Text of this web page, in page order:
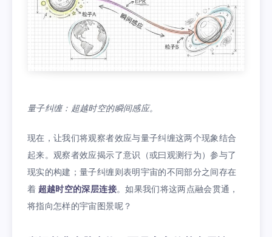
量子纠缠：超越时空的瞬间感应。
现在，让我们将观察者效应与量子纠缠这两个现象结合
起来。观察者效应揭示了意识（或曰观测行为）参与了
现实的构建；量子纠缠则表明宇宙的不同部分之间存在
着 超越时空的深层连接。如果我们将这两点融会贯通，
将指向怎样的宇宙图景呢？